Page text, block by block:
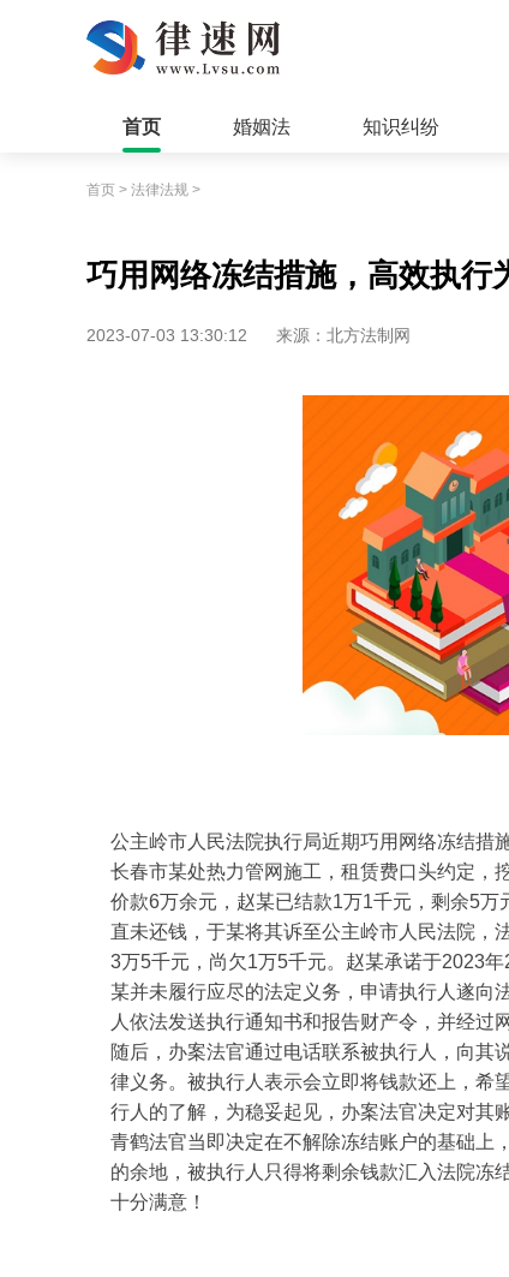
首页 婚姻法 知识纠纷
首页 > 法律法规 >
巧用网络冻结措施，高效执行
2023-07-03 13:30:12 来源：北方法制网
公主岭市人民法院执行局近期巧用网络冻结措
长春市某处热力管网施工，租赁费口头约定，
价款6万余元，赵某已结款1万1千元，剩余5
直未还钱，于某将其诉至公主岭市人民法院，
3万5千元，尚欠1万5千元。赵某承诺于2023
某并未履行应尽的法定义务，申请执行人遂向
人依法发送执行通知书和报告财产令，并经过
随后，办案法官通过电话联系被执行人，向其
律义务。被执行人表示会立即将钱款还上，希
行人的了解，为稳妥起见，办案法官决定对其
青鹤法官当即决定在不解除冻结账户的基础上
的余地，被执行人只得将剩余钱款汇入法院冻
十分满意！